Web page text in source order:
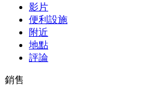
影片
便利設施
附近
地點
評論
銷售